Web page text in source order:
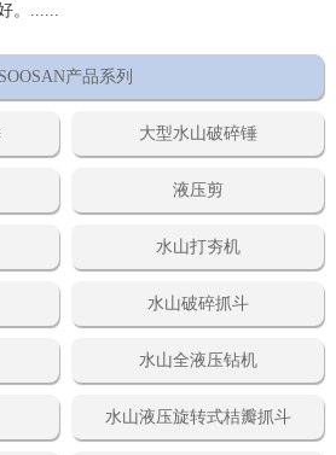
。......
SOOSAN产品系列
大型水山破碎锤
液压剪
水山打夯机
水山破碎抓斗
水山全液压钻机
水山液压旋转式桔瓣抓斗